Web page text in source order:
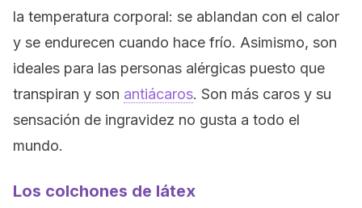
la temperatura corporal: se ablandan con el calor
y se endurecen cuando hace frío. Asimismo, son
ideales para las personas alérgicas puesto que
transpiran y son antiácaros. Son más caros y su
sensación de ingravidez no gusta a todo el
mundo.
Los colchones de látex